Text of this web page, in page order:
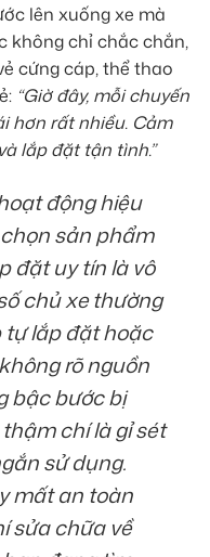
lên xuống xe mà
không chỉ chắc chắn,
cứng cáp, thể thao
“Giờ đây, mỗi chuyến
hơn rất nhiều. Cảm
lắp đặt tận tình.”
động hiệu
sản phẩm
đặt uy tín là vô
chủ xe thường
lắp đặt hoặc
rõ nguồn
bậc bước bị
chí là gỉ sét
sử dụng.
mất an toàn
sửa chữa về